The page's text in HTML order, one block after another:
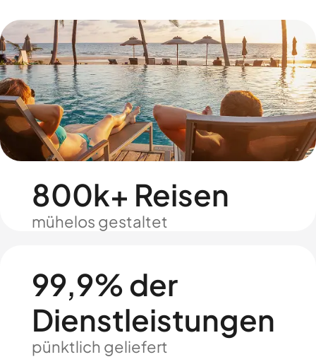
800k+ Reisen
mühelos gestaltet
99,9% der
Dienstleistungen
pünktlich geliefert